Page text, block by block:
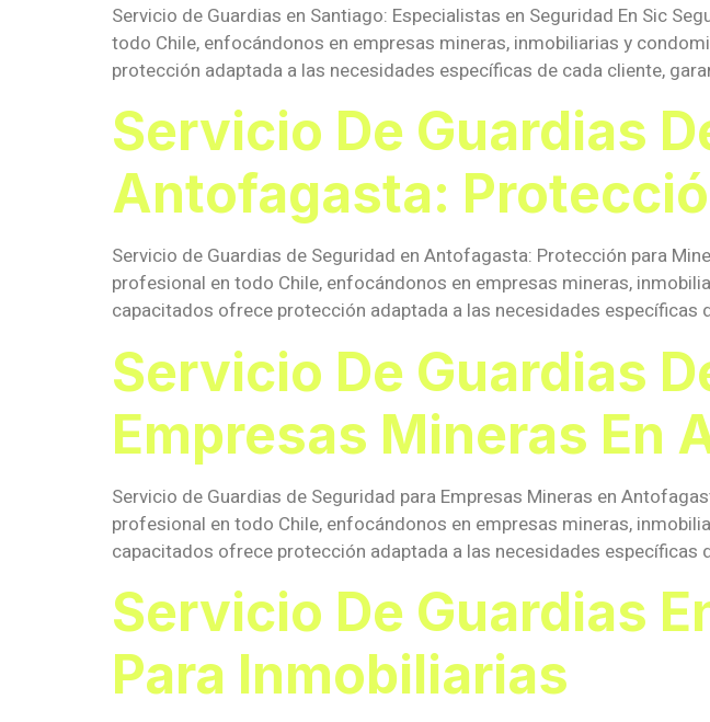
Servicio de Guardias en Santiago: Especialistas en Seguridad En Sic
todo Chile, enfocándonos en empresas mineras, inmobiliarias y
protección adaptada a las necesidades específicas de cada cliente,
Servicio De Guardias
Antofagasta:
Servicio de Guardias de Seguridad en Antofagasta: Protección para
profesional en todo Chile, enfocándonos en empresas mineras,
capacitados ofrece protección adaptada a las necesidades
Servicio De Guardias
Empresas Mineras En
Servicio de Guardias de Seguridad para Empresas Mineras en
profesional en todo Chile, enfocándonos en empresas mineras,
capacitados ofrece protección adaptada a las necesidades
Servicio De Guardias
Para Inmobiliarias